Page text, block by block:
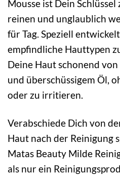
Mousse ist Dein
reinen und unglaublich
für Tag. Speziell
empfindliche Hauttypen
Deine Haut schonend
und überschüssigem Öl,
oder zu irritieren.
Verabschiede Dich von
Haut nach der Reinigung
Matas Beauty Milde
als nur ein